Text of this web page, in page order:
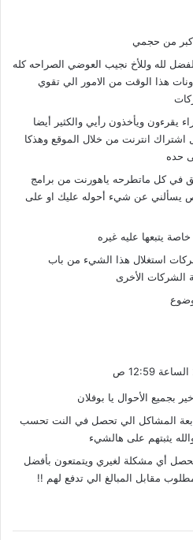
من حجمي
لله وللأخ نجيب العوضي الصراحه كله
هذا الوقت من الامور الي تقوي
يقرءون ويأخذون رأيي والكثير أيضا
انترنت من خلال الموقع وهذكا
حده
في كل ماتطرحه ياهورنت من برامج
يسألني عن شيء أحوله عليك او على
يتبعها عليه غيره
استغلال هذا الشيء من باب
الشركات الأخرى
بجميع الأحوال يا بوفلان
المشاكل الي تحصل في النت تحسب
يثبتهم على هالشيء
أي مشكلة لغيري ويتمتعون بأفضل
مقابل المبالغ الي تدفع لهم !!